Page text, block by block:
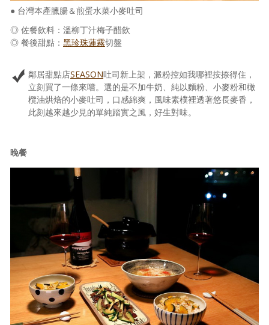
● 台灣本產臘腸＆煎蛋水菜小麥吐司
◎ 佐餐飲料：溫柳丁汁梅子醋飲
◎ 餐後甜點： 黑珍珠蓮霧切盤
鄰居甜點店SEASON吐司新上架，澱粉控如我哪裡按捺得住，
立刻買了一條來嚐。選的是不加牛奶、純以麵粉、小麥粉和橄
欖油烘焙的小麥吐司，口感綿爽，風味素樸裡透著悠長麥香，
此刻越來越少見的單純踏實之風，好生對味。
晚餐